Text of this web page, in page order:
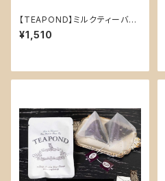
【TEAPOND】ミルクティーバッ
グ スタンドバック 10個入(チョコ
レートスウィング)
¥1,510